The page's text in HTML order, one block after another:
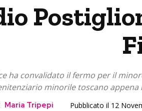
ha convalidato il fermo per il
minorile toscano
Maria Tripepi Pubblicato il 12